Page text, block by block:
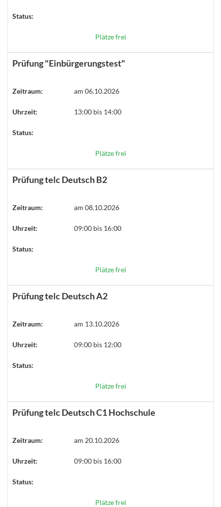
Status:
Plätze frei
Prüfung "Einbürgerungstest"
Zeitraum: am 06.10.2026
Uhrzeit: 13:00 bis 14:00
Status:
Plätze frei
Prüfung telc Deutsch B2
Zeitraum: am 08.10.2026
Uhrzeit: 09:00 bis 16:00
Status:
Plätze frei
Prüfung telc Deutsch A2
Zeitraum: am 13.10.2026
Uhrzeit: 09:00 bis 12:00
Status:
Plätze frei
Prüfung telc Deutsch C1 Hochschule
Zeitraum: am 20.10.2026
Uhrzeit: 09:00 bis 16:00
Status:
Plätze frei